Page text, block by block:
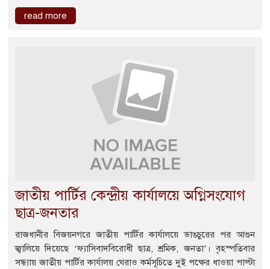
read more
জাতীয় পার্টির কেন্দ্রীয় কার্যালয়ে অগ্নিসংযোগ
ছাত্র-জনতার
রাজধানীর বিজয়নগরে জাতীয় পার্টির কার্যালয়ে ভাঙচুরের পর আগুন
জ্বালিয়ে দিয়েছে ‘ফ্যাসিবাদবিরোধী ছাত্র, শ্রমিক, জনতা’। বৃহস্পতিবার
সন্ধ্যায় জাতীয় পার্টির কার্যালয় ঘেরাও কর্মসূচিতে দুই পক্ষের ধাওয়া পাল্টা